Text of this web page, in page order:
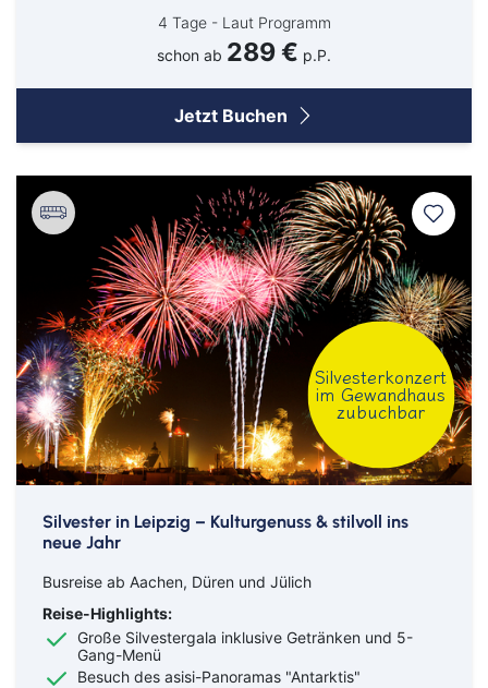
4 Tage - Laut Programm
schon ab 289 € p.P.
Jetzt Buchen
Silvesterkonzert
im Gewandhaus
zubuchbar
Silvester in Leipzig – Kulturgenuss & stilvoll ins
neue Jahr
Busreise ab Aachen, Düren und Jülich
Reise-Highlights:
Große Silvestergala inklusive Getränken und 5-
Gang-Menü
Besuch des asisi-Panoramas "Antarktis"